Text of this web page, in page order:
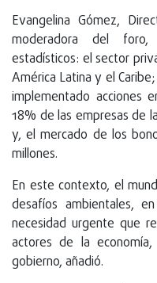
Evangelina Gómez,
moderadora del foro,
estadísticos: el sector
América Latina y el
implementado acciones
18% de las empresas de
y, el mercado de los
millones.
En este contexto, el
desafíos ambientales,
necesidad urgente que
actores de la
gobierno, añadió.